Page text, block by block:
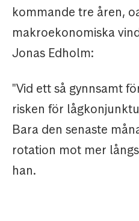
kommande tre åren,
makroekonomiska
Jonas Edholm:
"Vid ett så gynnsamt
risken för
Bara den senaste
rotation mot mer
han.